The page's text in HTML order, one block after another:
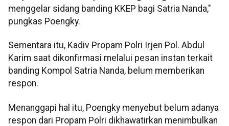
menggelar sidang banding KKEP bagi Satria Nanda,"
pungkas Poengky.
Sementara itu, Kadiv Propam Polri Irjen Pol. Abdul
Karim saat dikonfirmasi melalui pesan instan terkait
banding Kompol Satria Nanda, belum memberikan
respon.
Menanggapi hal itu, Poengky menyebut belum adanya
respon dari Propam Polri dikhawatirkan menimbulkan